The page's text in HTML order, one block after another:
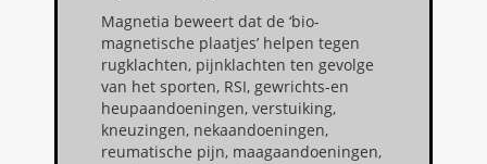
Magnetia beweert dat de ‘bio-
magnetische plaatjes’ helpen tegen
rugklachten, pijnklachten ten gevolge
van het sporten, RSI, gewrichts-en
heupaandoeningen, verstuiking,
kneuzingen, nekaandoeningen,
reumatische pijn, maagaandoeningen,